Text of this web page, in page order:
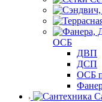
ОСБ
ДВП
ДСП
ОСБ